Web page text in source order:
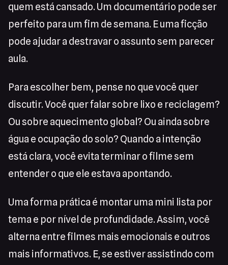
quem está cansado. Um documentário pode ser
perfeito para um fim de semana. E uma ficção
pode ajudar a destravar o assunto sem parecer
aula.
Para escolher bem, pense no que você quer
discutir. Você quer falar sobre lixo e reciclagem?
Ou sobre aquecimento global? Ou ainda sobre
água e ocupação do solo? Quando a intenção
está clara, você evita terminar o filme sem
entender o que ele estava apontando.
Uma forma prática é montar uma mini lista por
tema e por nível de profundidade. Assim, você
alterna entre filmes mais emocionais e outros
mais informativos. E, se estiver assistindo com